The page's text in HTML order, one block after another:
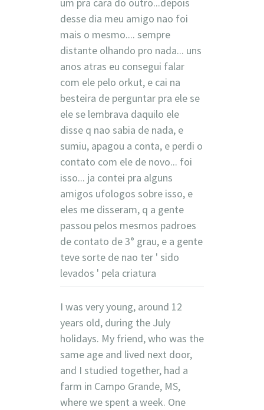
desse dia meu amigo nao foi
mais o mesmo.... sempre
distante olhando pro nada... uns
anos atras eu consegui falar
com ele pelo orkut, e cai na
besteira de perguntar pra ele se
ele se lembrava daquilo ele
disse q nao sabia de nada, e
sumiu, apagou a conta, e perdi o
contato com ele de novo... foi
isso... ja contei pra alguns
amigos ufologos sobre isso, e
eles me disseram, q a gente
passou pelos mesmos padroes
de contato de 3° grau, e a gente
teve sorte de nao ter ' sido
levados ' pela criatura
I was very young, around 12
years old, during the July
holidays. My friend, who was the
same age and lived next door,
and I studied together, had a
farm in Campo Grande, MS,
where we spent a week. One